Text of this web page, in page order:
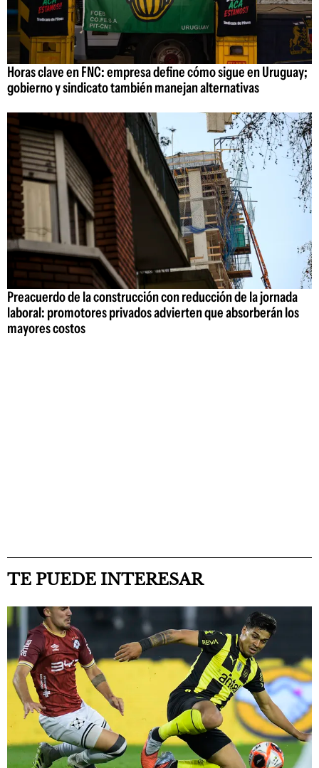
Horas clave en FNC: empresa define cómo sigue en Uruguay;
gobierno y sindicato también manejan alternativas
Preacuerdo de la construcción con reducción de la jornada
laboral: promotores privados advierten que absorberán los
mayores costos
TE PUEDE INTERESAR